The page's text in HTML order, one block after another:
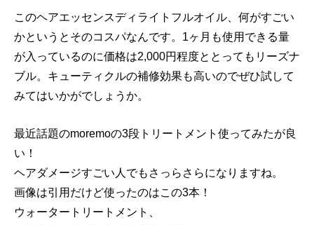
このヘアエッセンスディライトフルオイル、何がすごい
かというとそのコスパなんです。1ヶ月も使用できる量
が入っているのに価格は2,000円程度ととってもリーズナ
ブル。キューティクルの補修効果も高いのでぜひ試して
みてはいかがでしょうか。
最近話題のmoremoの3段トリートメント使ってみたが良
い！
ヘアダメージすごい人でもさっらさらになりますね。
画像は引用だけど使ったのはこの3本！
ウォータートリートメント、